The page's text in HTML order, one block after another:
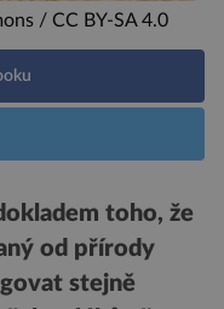
/ CC BY-SA 4.0
toho, že
od přírody
stejně